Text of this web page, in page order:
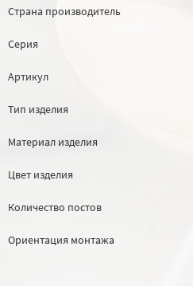
Страна производитель
Серия
Артикул
Тип изделия
Материал изделия
Цвет изделия
Количество постов
Ориентация монтажа